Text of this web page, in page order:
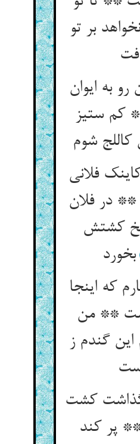
بر تو
به ایوان
کم ستیز
کاللج شوم
فلانی
در فلان
کشتش
بخورد
که اینجا
** من
این گندم ز
کشت
** پر کند